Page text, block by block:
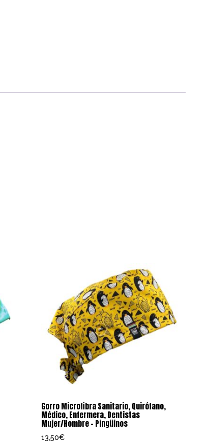
Gorro Microfibra Sanitario, Quirófano,
Médico, Enfermera, Dentistas
Mujer/Hombre – Pingüinos
13,50€